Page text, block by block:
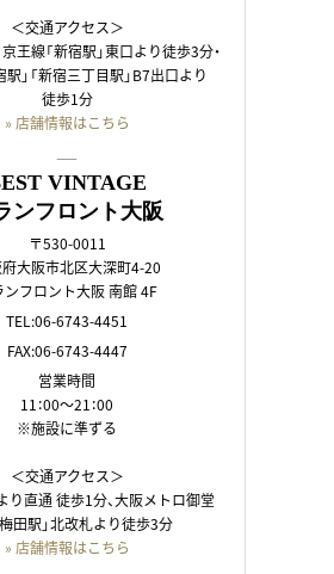
＜交通アクセス＞
京王線「新宿駅」東口より徒歩3分・
駅」「新宿三丁目駅」B7出口より
徒歩1分
» 店舗情報はこちら
――
VINTAGE
ンフロント大阪
〒530-0011
大阪市北区大深町4-20
ンフロント大阪 南館 4F
TEL:06-6743-4451
FAX:06-6743-4447
営業時間
11：00～21：00
※施設に準ずる
＜交通アクセス＞
り直通 徒歩1分、大阪メトロ御堂
田駅」北改札より徒歩3分
» 店舗情報はこちら